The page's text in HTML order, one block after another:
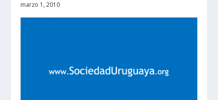
marzo 1, 2010